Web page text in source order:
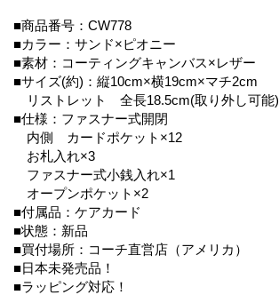
■商品番号：CW778
■カラー：サンド×ピオニー
■素材：コーティングキャンバス×レザー
■サイズ(約)：縦10cm×横19cm×マチ2cm
リストレット 全長18.5cm(取り外し可能)
■仕様：ファスナー式開閉
内側 カードポケット×12
お札入れ×3
ファスナー式小銭入れ×1
オープンポケット×2
■付属品：ケアカード
■状態：新品
■買付場所：コーチ直営店（アメリカ）
■日本未発売品！
■ラッピング対応！